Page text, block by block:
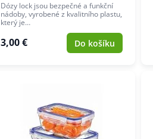
Dózy lock jsou bezpečné a funkční
nádoby, vyrobené z kvalitního plastu,
který je…
3,00 € Do košíku